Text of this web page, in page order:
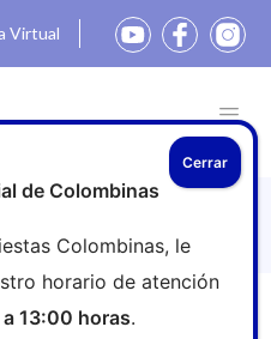
Virtual
de una Cesta de
de Colombinas
Colombinas, le
horario de atención
13:00 horas.
Cerrar